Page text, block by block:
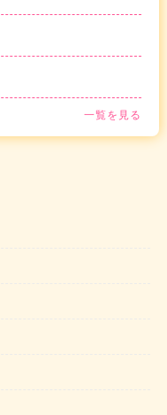
一覧を見る